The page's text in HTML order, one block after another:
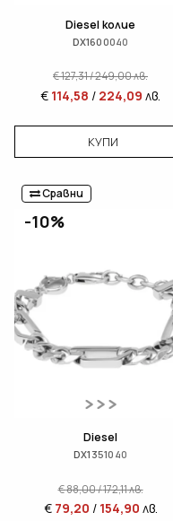
Diesel колие
DX1600040
€127,31/249,00лв.
€ 114,58 / 224,09 лв.
КУПИ
Сравни
-10%
Diesel
DX1351040
€88,00/172,11лв.
€ 79,20 / 154,90 лв.